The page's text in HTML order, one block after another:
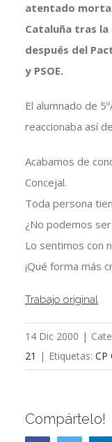
atentado
Cataluña tras
después del
y PSOE.
El alumnado de
reaccionaba así
Acabamos de
Concejal.
Toda persona
¿No podemos
Lo sentimos con
¡Qué forma más
Trabajo original
14 Dic 2000 |
21 | Etiquetas: CP
Compártelo!